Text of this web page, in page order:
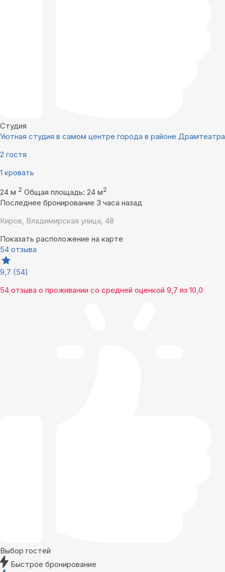
Студия
Уютная студия в самом центре города в районе Драмтеатра
2 гостя
1 кровать
24 м 2 Общая площадь: 24 м2
Последнее бронирование 3 часа назад
Киров, Владимирская улица, 48
Показать расположение на карте
54 отзыва
9,7 (54)
54 отзыва о проживании со средней оценкой 9,7 из 10,0
Выбор гостей
Быстрое бронирование